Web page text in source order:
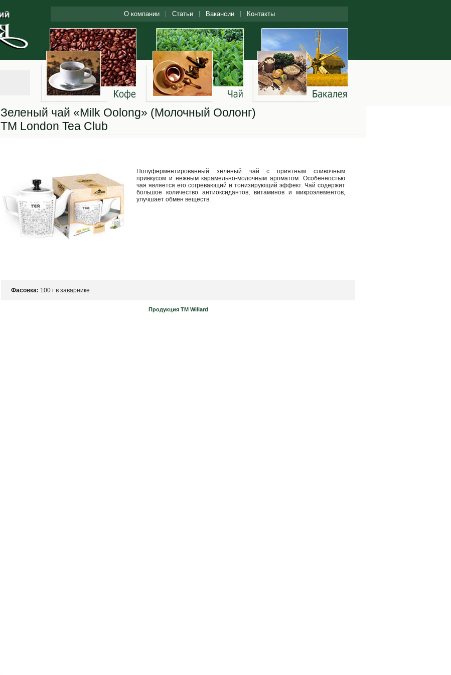
О компании Статьи Вакансии Контакты
Зеленый чай «Milk Oolong» (Молочный Оолонг)
ТМ London Tea Club
Полуферментированный зеленый чай с приятным сливочным
привкусом и нежным карамельно-молочным ароматом. Особенностью
чая является его согревающий и тонизирующий эффект. Чай содержит
большое количество антиоксидантов, витаминов и микроэлементов,
улучшает обмен веществ.
Фасовка: 100 г в заварнике
Продукция ТМ Willard